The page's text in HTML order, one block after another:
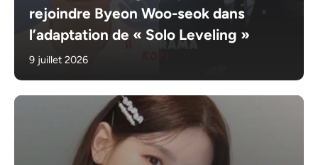
rejoindre Byeon Woo-seok dans
l’adaptation de « Solo Leveling »
9 juillet 2026